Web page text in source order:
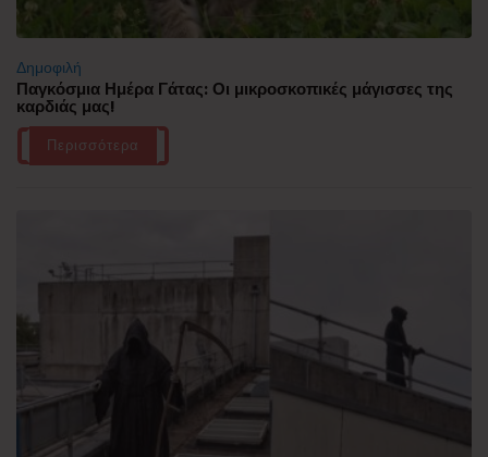
Δημοφιλή
Παγκόσμια Ημέρα Γάτας: Οι μικροσκοπικές μάγισσες της
καρδιάς μας!
Περισσότερα